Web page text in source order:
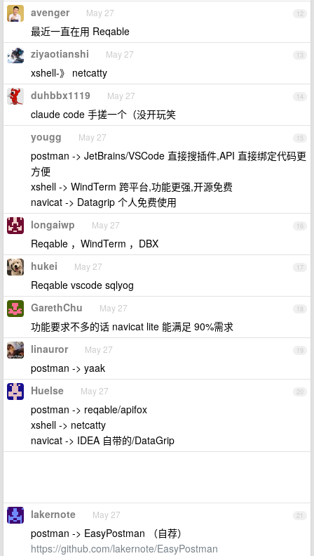
12
avenger May 27
最近一直在用 Reqable
13
ziyaotianshi May 27
xshell-》 netcatty
14
duhbbx1119 May 27
claude code 手搓一个（没开玩笑
15
yougg May 27
postman -> JetBrains/VSCode 直接搜插件,API 直接绑定代码更
方便
xshell -> WindTerm 跨平台,功能更强,开源免费
navicat -> Datagrip 个人免费使用
16
longaiwp May 27
Reqable ，WindTerm ，DBX
17
hukei May 27
Reqable vscode sqlyog
18
GarethChu May 27
功能要求不多的话 navicat lite 能满足 90%需求
19
linauror May 27
postman -> yaak
20
Huelse May 27
postman -> reqable/apifox
xshell -> netcatty
navicat -> IDEA 自带的/DataGrip
21
lakernote May 27
postman -> EasyPostman （自荐）
https://github.com/lakernote/EasyPostman